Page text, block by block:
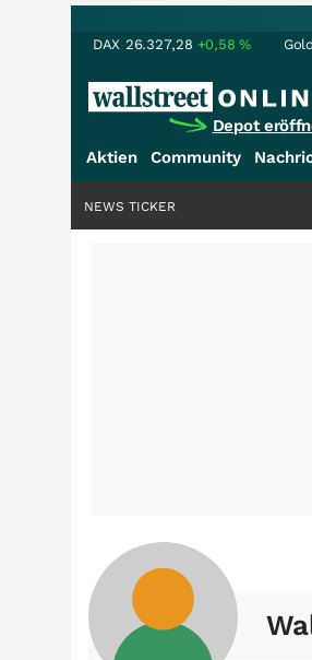
DAX 26.327,28 +0,58% Gold
Depot
Aktien Community
NEWS TICKER